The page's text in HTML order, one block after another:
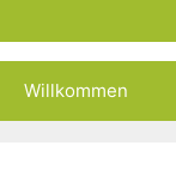
Inhalt
Willkommen